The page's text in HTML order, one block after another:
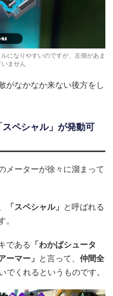
になりやすいのですが、左側があま
いません
がなかなか来ない後方をし
ペシャル」が発動可
メーターが徐々に溜まって
「スペシャル」 と呼ばれる
である 「わかばシュータ
ーマー」 と言って、 仲間全
でくれるというものです。